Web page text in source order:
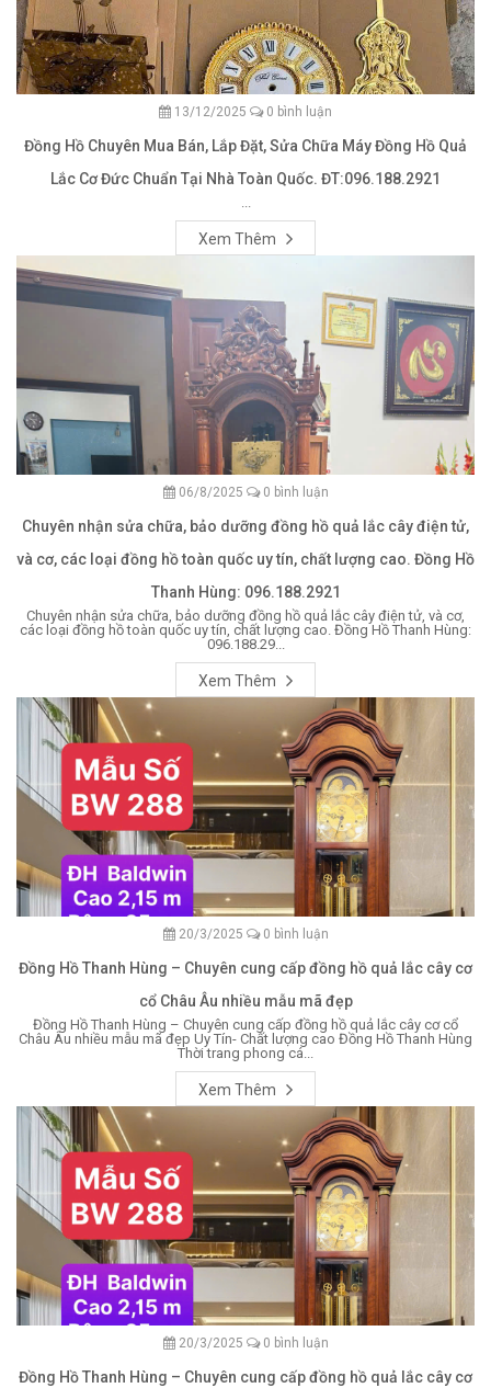
13/12/2025 0 bình luận
Đồng Hồ Chuyên Mua Bán, Lắp Đặt, Sửa Chữa Máy Đồng Hồ Quả
Lắc Cơ Đức Chuẩn Tại Nhà Toàn Quốc. ĐT:096.188.2921
...
Xem Thêm
06/8/2025 0 bình luận
Chuyên nhận sửa chữa, bảo dưỡng đồng hồ quả lắc cây điện tử,
và cơ, các loại đồng hồ toàn quốc uy tín, chất lượng cao. Đồng Hồ
Thanh Hùng: 096.188.2921
Chuyên nhận sửa chữa, bảo dưỡng đồng hồ quả lắc cây điện tử, và cơ,
các loại đồng hồ toàn quốc uy tín, chất lượng cao. Đồng Hồ Thanh Hùng:
096.188.29...
Xem Thêm
20/3/2025 0 bình luận
Đồng Hồ Thanh Hùng – Chuyên cung cấp đồng hồ quả lắc cây cơ
cổ Châu Âu nhiều mẫu mã đẹp
Đồng Hồ Thanh Hùng – Chuyên cung cấp đồng hồ quả lắc cây cơ cổ
Châu Âu nhiều mẫu mã đẹp Uy Tín- Chất lượng cao Đồng Hồ Thanh Hùng
Thời trang phong cá...
Xem Thêm
20/3/2025 0 bình luận
Đồng Hồ Thanh Hùng – Chuyên cung cấp đồng hồ quả lắc cây cơ